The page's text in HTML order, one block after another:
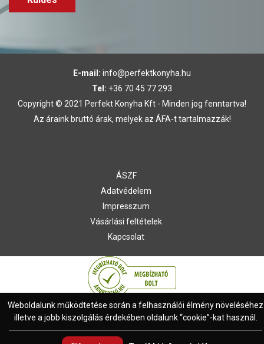
E-mail: info@perfektkonyha.hu
Tel: +36 70 45 77 293
Copyright © 2021 Perfekt Konyha Kft - Minden jog fenntartva!
Az áraink bruttó árak, melyek az ÁFA-t tartalmazzák!
ÁSZF
Adatvédelem
Impresszum
Vásárlási feltételek
Kapcsolat
Weboldalunk működtetése során a felhasználói élmény növeléséhez
illetve a jobb kiszolgálás érdekében oldalunk “cookie”-kat használ.